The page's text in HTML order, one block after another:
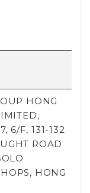
HONG
6/F, 131-132
ROAD
HONG